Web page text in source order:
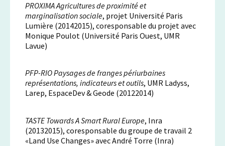
PROXIMA Agricultures de proximité et
marginalisation sociale, projet Université Paris
Lumière (20142015), coresponsable du projet avec
Monique Poulot (Université Paris Ouest, UMR
Lavue)
PFP-RIO Paysages de franges périurbaines
représentations, indicateurs et outils, UMR Ladyss,
Larep, EspaceDev & Geode (20122014)
TASTE Towards A Smart Rural Europe, Inra
(20132015), coresponsable du groupe de travail 2
«Land Use Changes» avec André Torre (Inra)